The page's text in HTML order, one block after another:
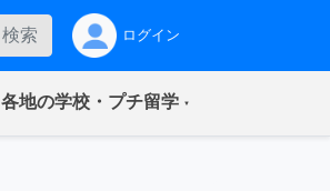
検索 ログイン
各地の学校・プチ留学(current)